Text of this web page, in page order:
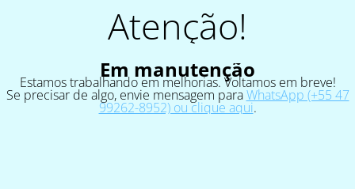
Atenção!
Em manutenção
Estamos trabalhando em melhorias. Voltamos em breve!
Se precisar de algo, envie mensagem paraWhatsApp (+55 47
99262-8952) ou clique aqui.